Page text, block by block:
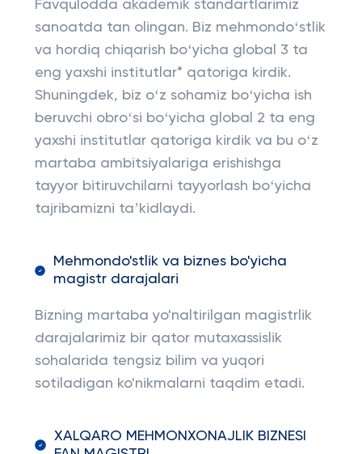
Favqulodda akademik standartlarimiz
sanoatda tan olingan. Biz mehmondoʻstlik
va hordiq chiqarish boʻyicha global 3 ta
eng yaxshi institutlar* qatoriga kirdik.
Shuningdek, biz oʻz sohamiz boʻyicha ish
beruvchi obroʻsi boʻyicha global 2 ta eng
yaxshi institutlar qatoriga kirdik va bu oʻz
martaba ambitsiyalariga erishishga
tayyor bitiruvchilarni tayyorlash boʻyicha
tajribamizni taʼkidlaydi.
Mehmondo'stlik va biznes bo'yicha
magistr darajalari
Bizning martaba yo'naltirilgan magistrlik
darajalarimiz bir qator mutaxassislik
sohalarida tengsiz bilim va yuqori
sotiladigan ko'nikmalarni taqdim etadi.
XALQARO MEHMONXONAJLIK BIZNESI